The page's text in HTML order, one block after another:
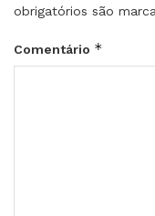
obrigatórios são
Comentário *